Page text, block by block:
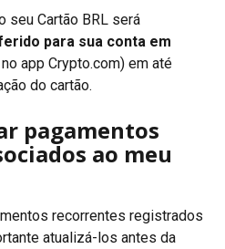
seu Cartão BRL será
para sua conta em
app Crypto.com) em até
do cartão.
pagamentos
ao meu
recorrentes registrados
atualizá-los antes da